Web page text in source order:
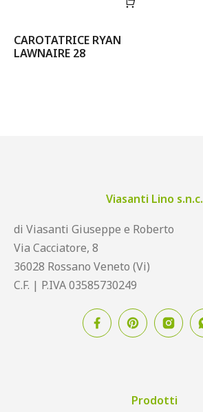
CAROTATRICE RYAN
LAWNAIRE 28
Viasanti Lino s.n.c.
di Viasanti Giuseppe e Roberto
Via Cacciatore, 8
36028 Rossano Veneto (Vi)
C.F. | P.IVA 03585730249
Prodotti